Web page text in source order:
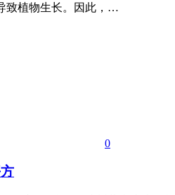
致植物生长。因此，…
0